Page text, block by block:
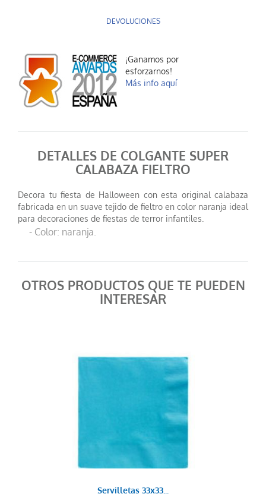
DEVOLUCIONES
¡Ganamos por
esforzarnos!
Más info aquí
DETALLES DE COLGANTE SUPER
CALABAZA FIELTRO
Decora tu fiesta de Halloween con esta original calabaza
fabricada en un suave tejido de fieltro en color naranja ideal
para decoraciones de fiestas de terror infantiles.
- Color: naranja.
OTROS PRODUCTOS QUE TE PUEDEN
INTERESAR
Servilletas 33x33...